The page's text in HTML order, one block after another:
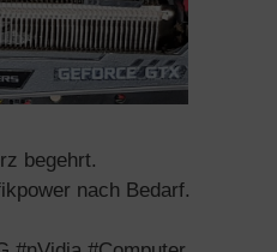
begehrt.
nach Bedarf.